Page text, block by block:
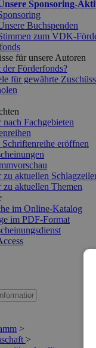
Sponsoring-
Buchspenden
zum VDK-
für unsere Autoren
der Förderfonds?
für gewährte
nach Fachgebieten
Schriftenreihe eröffnen
zu aktuellen
zu aktuellen Themen
im Online-Katalog
im PDF-Format
>
>